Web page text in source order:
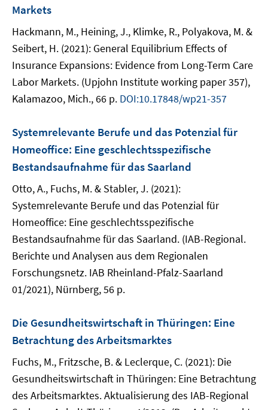
Markets
Hackmann, M., Heining, J., Klimke, R., Polyakova, M. &
Seibert, H. (2021): General Equilibrium Effects of
Insurance Expansions: Evidence from Long-Term Care
Labor Markets. (Upjohn Institute working paper 357),
Kalamazoo, Mich., 66 p. DOI:10.17848/wp21-357
Systemrelevante Berufe und das Potenzial für
Homeoffice: Eine geschlechtsspezifische
Bestandsaufnahme für das Saarland
Otto, A., Fuchs, M. & Stabler, J. (2021):
Systemrelevante Berufe und das Potenzial für
Homeoffice: Eine geschlechtsspezifische
Bestandsaufnahme für das Saarland. (IAB-Regional.
Berichte und Analysen aus dem Regionalen
Forschungsnetz. IAB Rheinland-Pfalz-Saarland
01/2021), Nürnberg, 56 p.
Die Gesundheitswirtschaft in Thüringen: Eine
Betrachtung des Arbeitsmarktes
Fuchs, M., Fritzsche, B. & Leclerque, C. (2021): Die
Gesundheitswirtschaft in Thüringen: Eine Betrachtung
des Arbeitsmarktes. Aktualisierung des IAB-Regional